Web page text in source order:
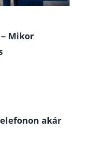
Mikor
akár